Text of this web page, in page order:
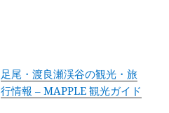
足尾・渡良瀬渓谷の観光・旅
行情報 – MAPPLE 観光ガイド